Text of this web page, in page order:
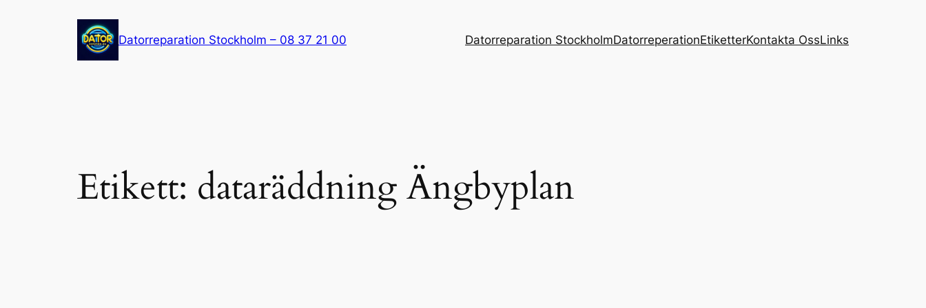
Datorreparation Stockholm – 08 37 21 00 Datorreparation StockholmDatorreperationEtiketterKontakta OssLinks
Etikett: dataräddning Ängbyplan